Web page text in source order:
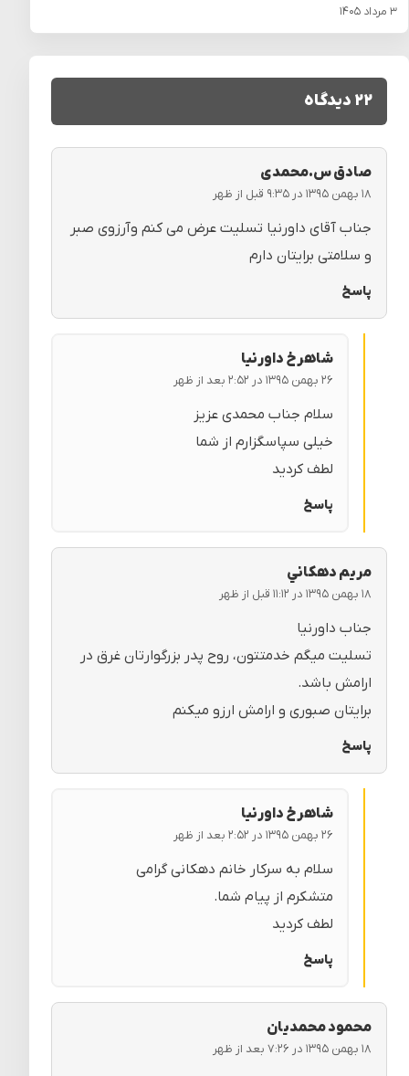
۳ مرداد ۱۴۰۵
۲۲ دیدگاه
صادق س.محمدی
۱۸ بهمن ۱۳۹۵ در ۹:۳۵ قبل از ظهر
جناب آقای داورنیا تسلیت عرض می کنم وآرزوی صبر
و سلامتی برایتان دارم
پاسخ
شاهرخ داورنیا
۲۶ بهمن ۱۳۹۵ در ۲:۵۲ بعد از ظهر
سلام جناب محمدی عزیز
خیلی سپاسگزارم از شما
لطف کردید
پاسخ
مريم دهكاني
۱۸ بهمن ۱۳۹۵ در ۱۱:۱۲ قبل از ظهر
جناب داورنیا
تسلیت میگم خدمتتون، روح پدر بزرگوارتان غرق در
ارامش باشد.
برایتان صبوری و ارامش ارزو میکنم
پاسخ
شاهرخ داورنیا
۲۶ بهمن ۱۳۹۵ در ۲:۵۲ بعد از ظهر
سلام به سرکار خانم دهکانی گرامی
متشکرم از پیام شما.
لطف کردید
پاسخ
محمود محمدیان
۱۸ بهمن ۱۳۹۵ در ۷:۲۶ بعد از ظهر